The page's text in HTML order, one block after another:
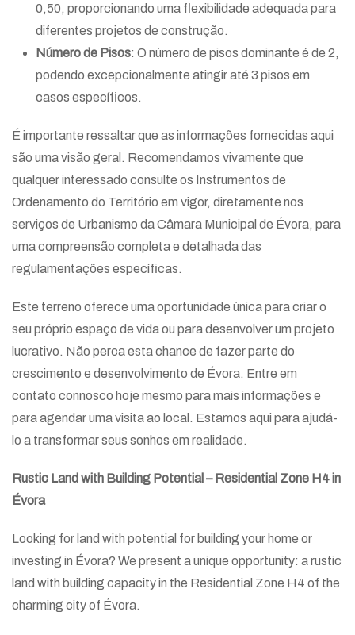
0,50, proporcionando uma flexibilidade adequada para
diferentes projetos de construção.
Número de Pisos: O número de pisos dominante é de 2,
podendo excepcionalmente atingir até 3 pisos em
casos específicos.
É importante ressaltar que as informações fornecidas aqui
são uma visão geral. Recomendamos vivamente que
qualquer interessado consulte os Instrumentos de
Ordenamento do Território em vigor, diretamente nos
serviços de Urbanismo da Câmara Municipal de Évora, para
uma compreensão completa e detalhada das
regulamentações específicas.
Este terreno oferece uma oportunidade única para criar o
seu próprio espaço de vida ou para desenvolver um projeto
lucrativo. Não perca esta chance de fazer parte do
crescimento e desenvolvimento de Évora. Entre em
contato connosco hoje mesmo para mais informações e
para agendar uma visita ao local. Estamos aqui para ajudá-
lo a transformar seus sonhos em realidade.
Rustic Land with Building Potential – Residential Zone H4 in
Évora
Looking for land with potential for building your home or
investing in Évora? We present a unique opportunity: a rustic
land with building capacity in the Residential Zone H4 of the
charming city of Évora.